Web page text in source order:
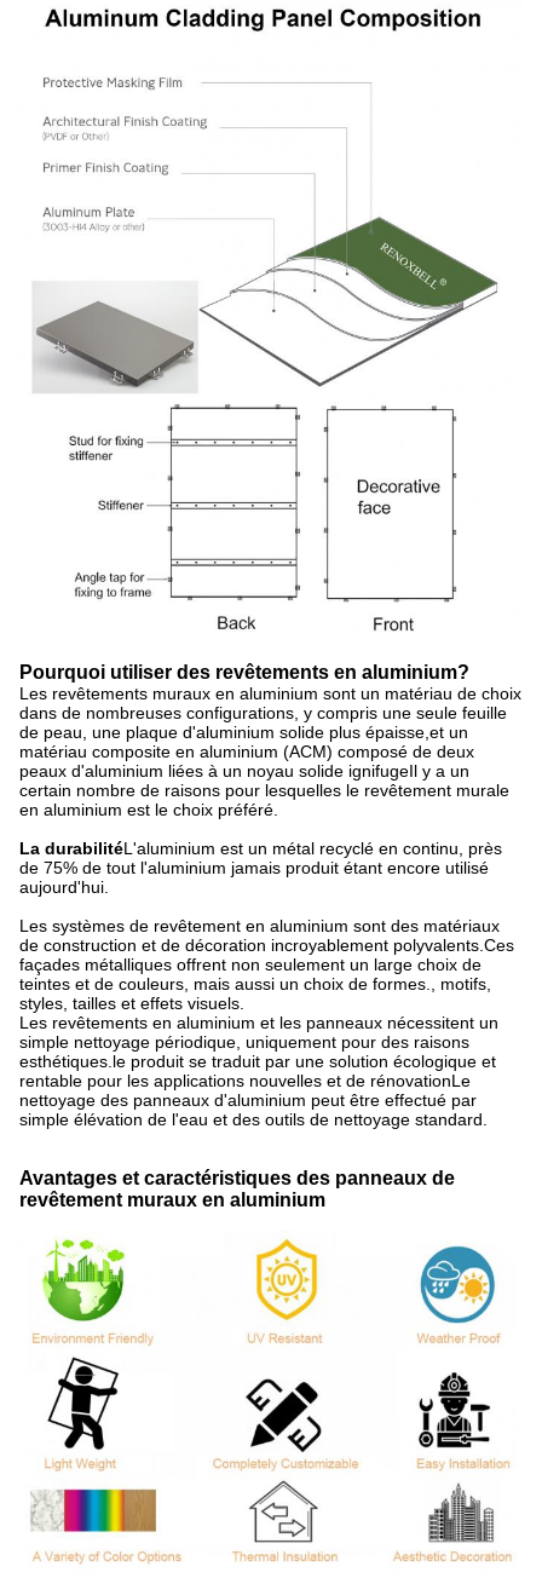
Pourquoi utiliser des revêtements en aluminium?
Les revêtements muraux en aluminium sont un matériau de choix
dans de nombreuses configurations, y compris une seule feuille
de peau, une plaque d'aluminium solide plus épaisse,et un
matériau composite en aluminium (ACM) composé de deux
peaux d'aluminium liées à un noyau solide ignifugeIl y a un
certain nombre de raisons pour lesquelles le revêtement murale
en aluminium est le choix préféré.
La durabilitéL'aluminium est un métal recyclé en continu, près
de 75% de tout l'aluminium jamais produit étant encore utilisé
aujourd'hui.
Les systèmes de revêtement en aluminium sont des matériaux
de construction et de décoration incroyablement polyvalents.Ces
façades métalliques offrent non seulement un large choix de
teintes et de couleurs, mais aussi un choix de formes., motifs,
styles, tailles et effets visuels.
Les revêtements en aluminium et les panneaux nécessitent un
simple nettoyage périodique, uniquement pour des raisons
esthétiques.le produit se traduit par une solution écologique et
rentable pour les applications nouvelles et de rénovationLe
nettoyage des panneaux d'aluminium peut être effectué par
simple élévation de l'eau et des outils de nettoyage standard.
Avantages et caractéristiques des panneaux de
revêtement muraux en aluminium